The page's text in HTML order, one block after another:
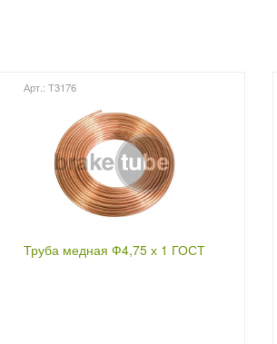
Арт.: Т3176
Труба медная Ф4,75 х 1 ГОСТ